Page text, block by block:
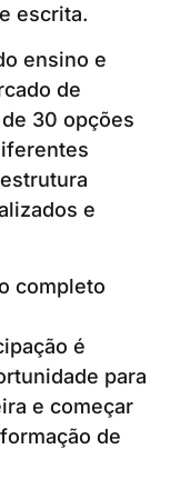
escrita.
ensino e
de
30 opções
e
completo
é
para
e começar
de